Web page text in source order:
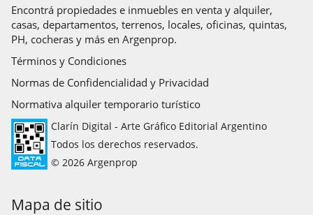
Encontrá propiedades e inmuebles en venta y alquiler,
casas, departamentos, terrenos, locales, oficinas, quintas,
PH, cocheras y más en Argenprop.
Términos y Condiciones
Normas de Confidencialidad y Privacidad
Normativa alquiler temporario turístico
Clarín Digital - Arte Gráfico Editorial Argentino
Todos los derechos reservados.
© 2026 Argenprop
Mapa de sitio